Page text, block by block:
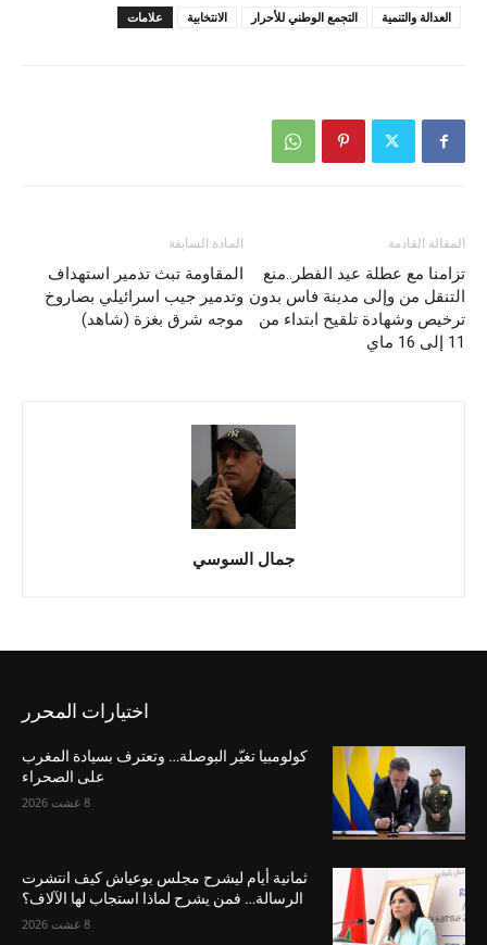
علامات الانتخابية التجمع الوطني للأحرار العدالة والتنمية
المادة السابقة
المقاومة تبث تدمير استهداف
وتدمير جيب اسرائيلي بصاروخ
موجه شرق بغزة (شاهد)
المقالة القادمة
تزامنا مع عطلة عيد الفطر..منع
التنقل من وإلى مدينة فاس بدون
ترخيص وشهادة تلقيح ابتداء من
11 إلى 16 ماي
جمال السوسي
اختيارات المحرر
كولومبيا تغيّر البوصلة… وتعترف بسيادة المغرب
على الصحراء
8 غشت 2026
ثمانية أيام ليشرح مجلس بوعياش كيف انتشرت
الرسالة… فمن يشرح لماذا استجاب لها الآلاف؟
8 غشت 2026